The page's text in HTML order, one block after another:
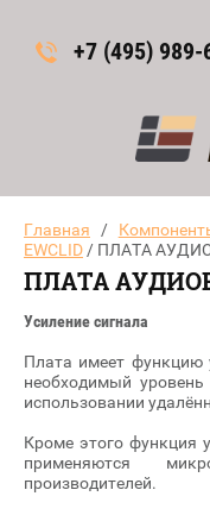
+7 (495) 989-
Главная /
EWCLID / ПЛАТА
ПЛАТА
Усиление сигнала
Плата имеет функцию
необходимый
использовании
Кроме этого функция
применяются
производителей.